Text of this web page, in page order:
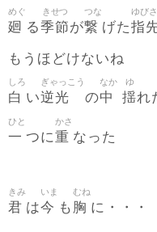
廻
めぐ
る季節
きせつ
が繋
つな
げた指
ゆび
もうほどけないね
白
しろ
い逆光
ぎゃっこう
の中
なか
揺
ゆ
れ
一
ひと
つに重
かさ
なった
君
きみ
は今
いま
も 胸
むね
に・・・